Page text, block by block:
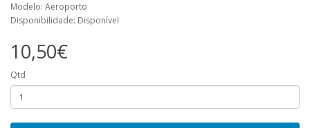
Modelo: Aeroporto
Disponibilidade: Disponível
10,50€
Qtd